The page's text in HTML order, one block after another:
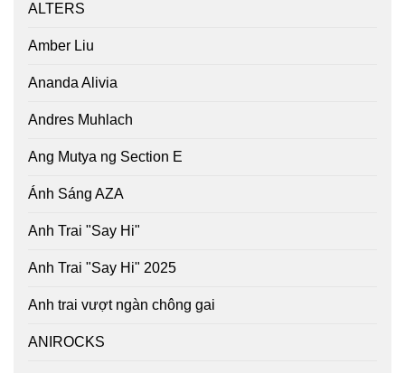
ALTERS
Amber Liu
Ananda Alivia
Andres Muhlach
Ang Mutya ng Section E
Ánh Sáng AZA
Anh Trai "Say Hi"
Anh Trai "Say Hi" 2025
Anh trai vượt ngàn chông gai
ANIROCKS